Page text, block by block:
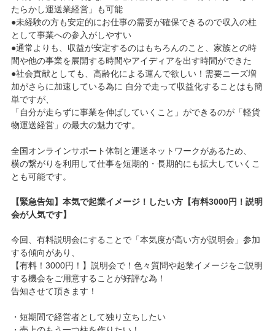
たらかし運送業経営」も可能
●未経験の方も安定的にお仕事の需要が確保できるので収入の柱
として事業への参入がしやすい
●通常よりも、収益が安定するのはもちろんのこと、家族との時
間や他の事業を展開する時間やアイディアを出す時間ができた
●社会貢献としても、高齢化による運んで欲しい！需要ニーズ増
加がさらに加速している為に 自分で走って収益化することはも簡
単ですが、
「自分が走らずに事業を伸ばしていくこと」ができるのが「軽貨
物運送経営」の最大の魅力です。
全国オンラインサポート体制と運送ネットワークがあるため、
横の繋がりを利用して仕事を短期的・長期的にも拡大していくこ
とも可能です。
【緊急告知】本気で起業イメージ！したい方【有料3000円！説明
会が人気です】
今回、有料説明会にすることで「本気度が高い方が説明会」参加
する傾向があり、
【有料！3000円！】説明会で！色々質問や起業イメージをご説明
する機会をご用意することが好評な為！
告知させて頂きます！
・短期間で経営者として独り立ちしたい